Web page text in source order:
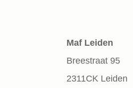
Maf Leiden
Breestraat 95
2311CK Leiden